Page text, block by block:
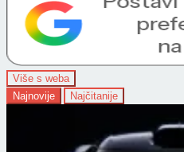
Više s weba
Najnovije
Najčitanije